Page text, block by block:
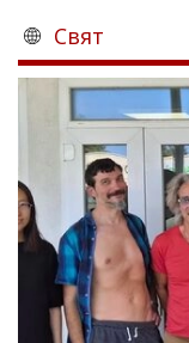
Свят